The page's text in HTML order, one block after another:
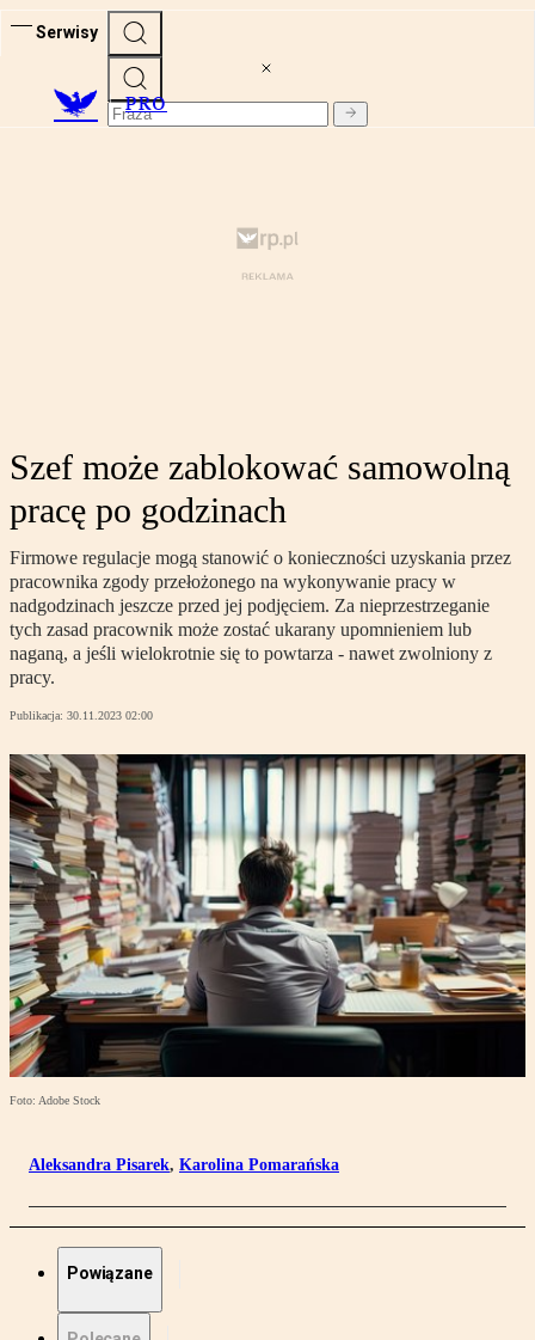
Serwisy
PRO
Szef może zablokować samowolną
pracę po godzinach
Firmowe regulacje mogą stanowić o konieczności uzyskania przez
pracownika zgody przełożonego na wykonywanie pracy w
nadgodzinach jeszcze przed jej podjęciem. Za nieprzestrzeganie
tych zasad pracownik może zostać ukarany upomnieniem lub
naganą, a jeśli wielokrotnie się to powtarza - nawet zwolniony z
pracy.
Publikacja: 30.11.2023 02:00
Foto: Adobe Stock
Aleksandra Pisarek, Karolina Pomarańska
Powiązane